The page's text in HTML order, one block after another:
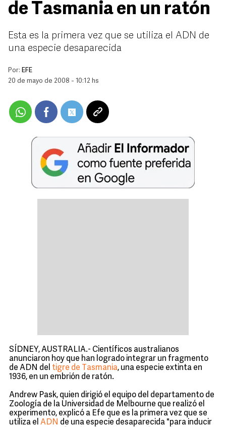
de Tasmania en un ratón
Esta es la primera vez que se utiliza el ADN de
una especie desaparecida
Por: EFE
20 de mayo de 2008 - 10:12 hs
SÍDNEY, AUSTRALIA.- Científicos australianos
anunciaron hoy que han logrado integrar un fragmento
de ADN del tigre de Tasmania, una especie extinta en
1936, en un embrión de ratón.
Andrew Pask, quien dirigió el equipo del departamento de
Zoología de la Universidad de Melbourne que realizó el
experimento, explicó a Efe que es la primera vez que se
utiliza el ADN de una especie desaparecida "para inducir